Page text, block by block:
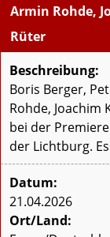
Armin Rohde,
Rüter
Beschreibung:
Boris Berger,
Rohde,
bei der
der Lichtburg.
Datum:
21.04.2026
Ort/Land: